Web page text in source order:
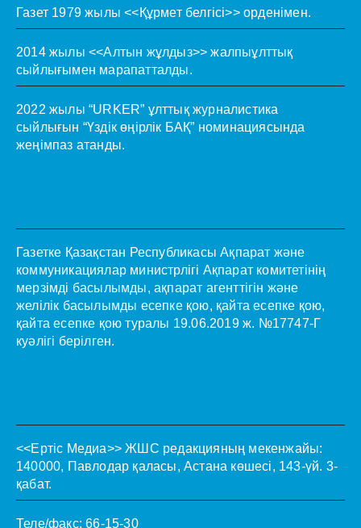
Газет 1979 жылы <<Құрмет белгісі>> орденімен.
2014 жылы <<Алтын жұлдыз>> жалпыұлттық
сыйлығымен марапатталды.
2022 жылы “URKER” ұлттық журналистика
сыйлығын “Үздік өңірлік БАҚ” номинациясында
жеңімпаз атанды.
Газетке Қазақстан Республикасы Ақпарат және
коммуникациялар министрлігі Ақпарат комитетінің
мерзімді басылымды, ақпарат агенттігін және
желілік басылымды есепке қою, қайта есепке қою,
қайта есепке қою туралы 19.06.2019 ж. №17747-Г
куәлігі берілген.
<<Ертіс Медиа>> ЖШС редакцияның мекенжайы:
140000, Павлодар қаласы, Астана көшесі, 143-үй. 3-
қабат.
Теле/факс: 66-15-30